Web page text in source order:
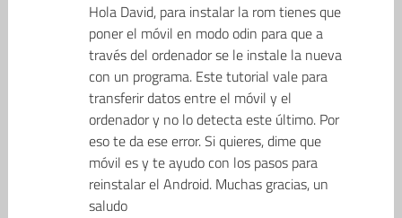
Hola David, para instalar la rom tienes que
poner el móvil en modo odin para que a
través del ordenador se le instale la nueva
con un programa. Este tutorial vale para
transferir datos entre el móvil y el
ordenador y no lo detecta este último. Por
eso te da ese error. Si quieres, dime que
móvil es y te ayudo con los pasos para
reinstalar el Android. Muchas gracias, un
saludo